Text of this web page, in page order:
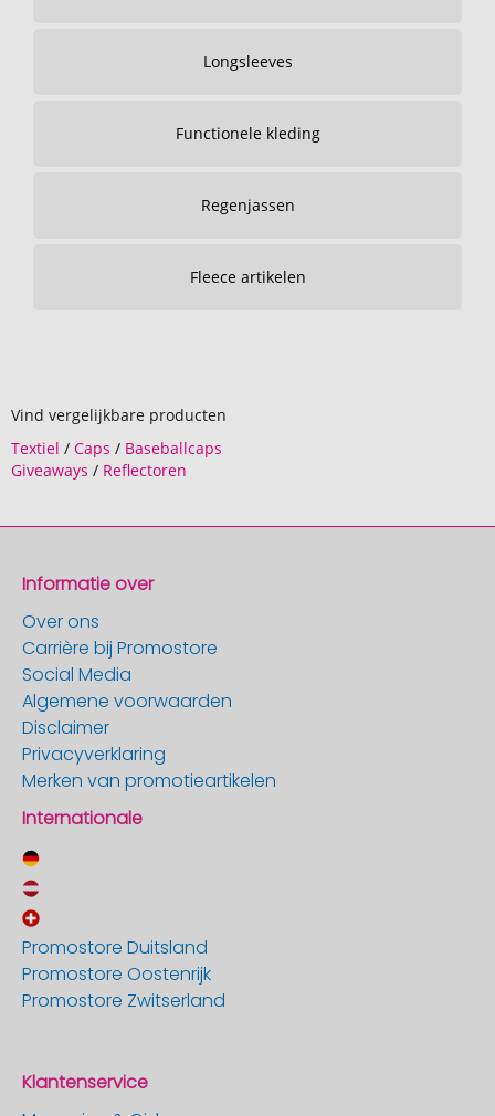
Longsleeves
Functionele kleding
Regenjassen
Fleece artikelen
Vind vergelijkbare producten
Textiel / Caps / Baseballcaps
Giveaways / Reflectoren
Informatie over
Over ons
Carrière bij Promostore
Social Media
Algemene voorwaarden
Disclaimer
Privacyverklaring
Merken van promotieartikelen
Internationale
Promostore Duitsland
Promostore Oostenrijk
Promostore Zwitserland
Klantenservice